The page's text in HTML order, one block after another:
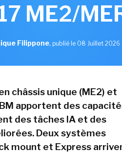
ME2/
Filippone, publié le 08 Juillet 2026
châssis unique (ME2) et
apportent des
des tâches IA et des
Deux systèmes
mount et Express